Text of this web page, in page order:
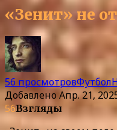
«Зенит» не
56 просмотровФутбол
ДобавленоАпр. 21,
56Взгляды